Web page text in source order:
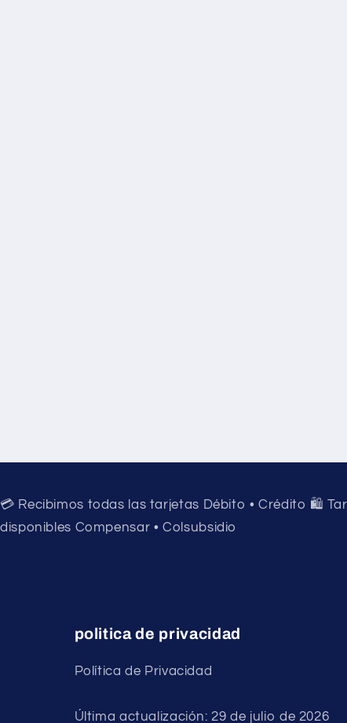
💳 Recibimos todas las tarjetas Débito • Crédito 🛍️
disponibles Compensar • Colsubsidio
politica de privacidad
Política de Privacidad
Última actualización: 29 de julio de 2026